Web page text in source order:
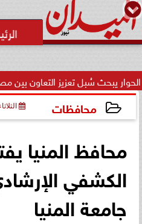
سُبل تعزيز التعاون بين مصر ومدغشقر
محافظات الثلاثاء، 25
محافظ المنيا
الكشفي
جامعة المنيا